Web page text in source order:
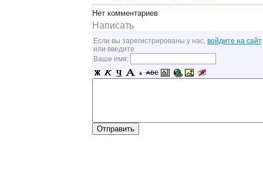
Нет комментариев
Написать
Если вы зарегистрированы у нас, войдите на сайт.
или введите
Ваше имя: